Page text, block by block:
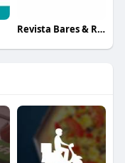
Revista Bares & Restaurantes